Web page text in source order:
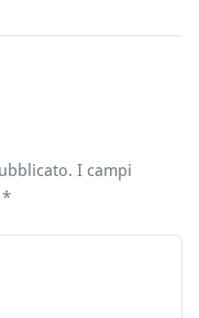
I campi
*